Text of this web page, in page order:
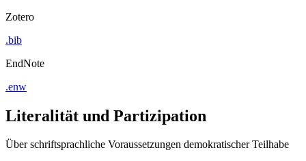
Zotero
.bib
EndNote
.enw
Literalität und Partizipation
Über schriftsprachliche Voraussetzungen demokratischer Teilhabe